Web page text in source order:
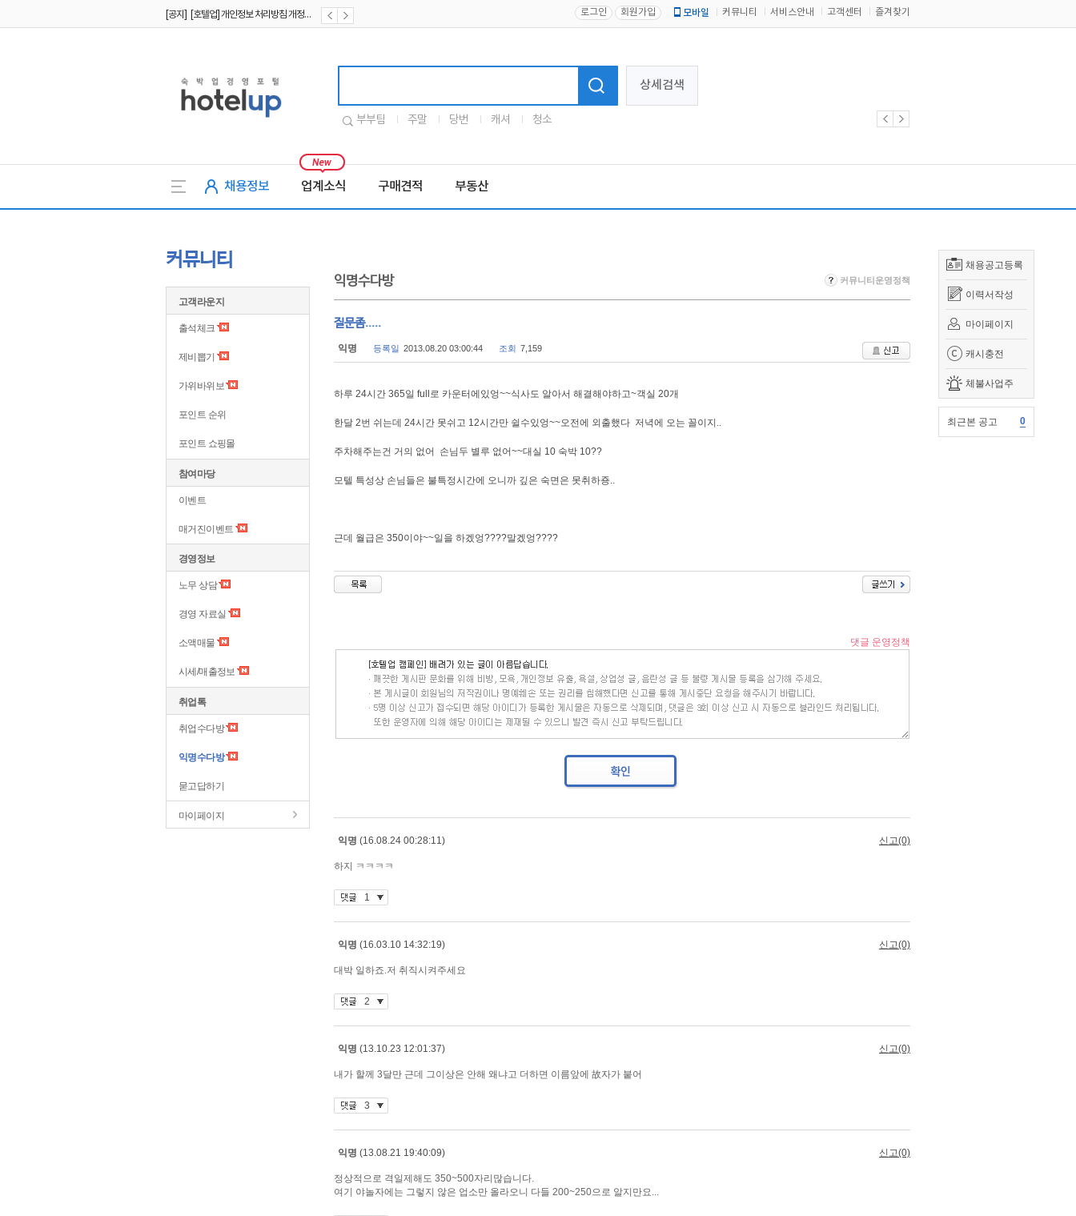
[공지] [호텔업] 개인정보 처리방침 개정본1 (19.09.02) 로그인 회원가입 모바일 커뮤니티 서비스안내 고객센터 즐겨찾기
상세검색
부부팀 주말 당번 캐셔 청소
채용정보 업계소식 구매견적 부동산
채용공고등록
이력서작성
마이페이지
캐시충전
체불사업주
최근본 공고 0
커뮤니티
고객라운지
출석체크
제비뽑기
가위바위보
포인트 순위
포인트 쇼핑몰
참여마당
이벤트
매거진이벤트
경영정보
노무 상담
경영 자료실
소액매물
시세/매출정보
취업톡
취업수다방
익명수다방
묻고답하기
마이페이지
익명수다방 커뮤니티운영정책
질문좀.....
익명 등록일 2013.08.20 03:00:44 조회 7,159
하루 24시간 365일 full로 카운터에있엉~~식사도 알아서 해결해야하고~객실 20개
한달 2번 쉬는데 24시간 못쉬고 12시간만 쉴수있엉~~오전에 외출했다 저녁에 오는 꼴이지..
주차해주는건 거의 없어 손님두 별루 없어~~대실 10 숙박 10??
모텔 특성상 손님들은 불특정시간에 오니까 깊은 숙면은 못취하죵..
근데 월급은 350이야~~일을 하겠엉????말겠엉????